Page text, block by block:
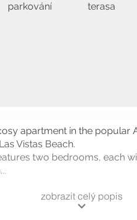
parkování terasa
apartment in the popular
Vistas Beach.
two bedrooms, each
zobrazit celý popis